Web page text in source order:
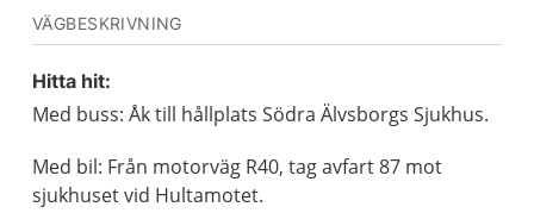
VÄGBESKRIVNING
Hitta hit:
Med buss: Åk till hållplats Södra Älvsborgs Sjukhus.
Med bil: Från motorväg R40, tag avfart 87 mot
sjukhuset vid Hultamotet.